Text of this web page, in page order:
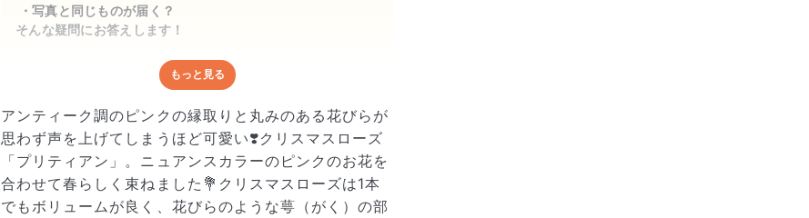
写真と同じものが届く？
そんな疑問にお答えします！
どんな梱包で届くの？
出荷前に水揚げ（花が水を吸いやすくなる処理）を施し、専用
ボックスに丁寧に梱包してお届けしています。きゅっとまとめ
られて一見窮屈そうに見えますが、輸送中の衝撃による折れや
擦れを軽減する効果があります。
もっと見る
アンティーク調のピンクの縁取りと丸みのある花びらが
思わず声を上げてしまうほど可愛い❣️クリスマスローズ
「プリティアン」。ニュアンスカラーのピンクのお花を
合わせて春らしく束ねました💐クリスマスローズは1本
でもボリュームが良く、花びらのような萼（がく）の部